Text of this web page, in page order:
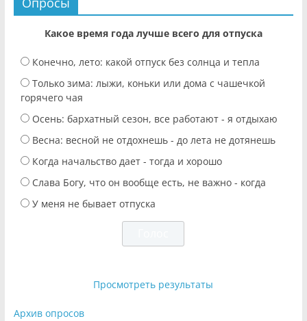
Какое время года лучше всего для отпуска
Конечно, лето: какой отпуск без солнца и тепла
Только зима: лыжи, коньки или дома с чашечкой
горячего чая
Осень: бархатный сезон, все работают - я отдыхаю
Весна: весной не отдохнешь - до лета не дотянешь
Когда начальство дает - тогда и хорошо
Слава Богу, что он вообще есть, не важно - когда
У меня не бывает отпуска
Просмотреть результаты
Архив опросов